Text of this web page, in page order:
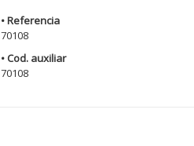
• Referencia
70108
• Cod. auxiliar
70108